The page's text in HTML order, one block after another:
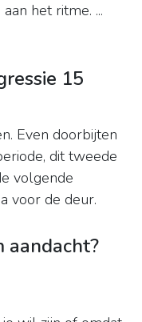
het ritme. ...
15
Even doorbijten
dit tweede
volgende
voor de deur.
aandacht?